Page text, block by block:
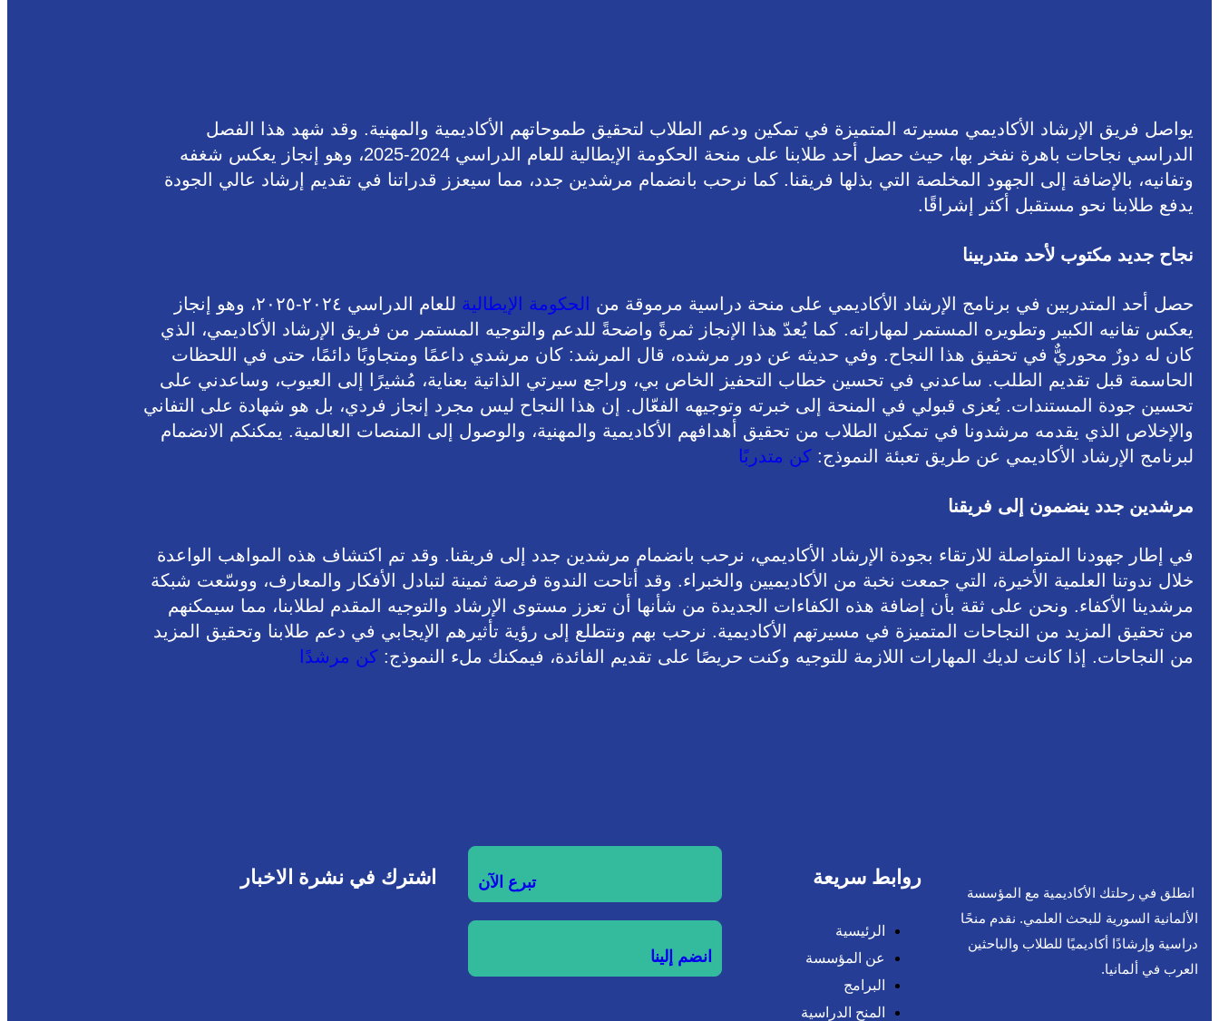
يواصل فريق الإرشاد الأكاديمي مسيرته المتميزة في تمكين ودعم الطلاب لتحقيق طموحاتهم الأكاديمية والمهنية. وقد شهد هذا الفصل
الدراسي نجاحات باهرة نفخر بها، حيث حصل أحد طلابنا على منحة الحكومة الإيطالية للعام الدراسي 2024-2025، وهو إنجاز يعكس شغفه
وتفانيه، بالإضافة إلى الجهود المخلصة التي بذلها فريقنا. كما نرحب بانضمام مرشدين جدد، مما سيعزز قدراتنا في تقديم إرشاد عالي الجودة
يدفع طلابنا نحو مستقبل أكثر إشراقًا.
نجاح جديد مكتوب لأحد متدربينا
حصل أحد المتدربين في برنامج الإرشاد الأكاديمي على منحة دراسية مرموقة من الحكومة الإيطالية
للعام الدراسي ٢٠٢٤-٢٠٢٥، وهو إنجاز
يعكس تفانيه الكبير وتطويره المستمر لمهاراته. كما يُعدّ هذا الإنجاز ثمرةً واضحةً للدعم والتوجيه المستمر من فريق الإرشاد الأكاديمي، الذي
كان له دورٌ محوريٌّ في تحقيق هذا النجاح. وفي حديثه عن دور مرشده، قال المرشد: كان مرشدي داعمًا ومتجاوبًا دائمًا، حتى في اللحظات
الحاسمة قبل تقديم الطلب. ساعدني في تحسين خطاب التحفيز الخاص بي، وراجع سيرتي الذاتية بعناية، مُشيرًا إلى العيوب، وساعدني على
تحسين جودة المستندات. يُعزى قبولي في المنحة إلى خبرته وتوجيهه الفعّال. إن هذا النجاح ليس مجرد إنجاز فردي، بل هو شهادة على التفاني
والإخلاص الذي يقدمه مرشدونا في تمكين الطلاب من تحقيق أهدافهم الأكاديمية والمهنية، والوصول إلى المنصات العالمية. يمكنكم الانضمام
لبرنامج الإرشاد الأكاديمي عن طريق تعبئة النموذج: كن متدربًا
مرشدين جدد ينضمون إلى فريقنا
في إطار جهودنا المتواصلة للارتقاء بجودة الإرشاد الأكاديمي، نرحب بانضمام مرشدين جدد إلى فريقنا. وقد تم اكتشاف هذه المواهب الواعدة
خلال ندوتنا العلمية الأخيرة، التي جمعت نخبة من الأكاديميين والخبراء. وقد أتاحت الندوة فرصة ثمينة لتبادل الأفكار والمعارف، ووسّعت شبكة
مرشدينا الأكفاء. ونحن على ثقة بأن إضافة هذه الكفاءات الجديدة من شأنها أن تعزز مستوى الإرشاد والتوجيه المقدم لطلابنا، مما سيمكنهم
من تحقيق المزيد من النجاحات المتميزة في مسيرتهم الأكاديمية. نرحب بهم ونتطلع إلى رؤية تأثيرهم الإيجابي في دعم طلابنا وتحقيق المزيد
من النجاحات. إذا كانت لديك المهارات اللازمة للتوجيه وكنت حريصًا على تقديم الفائدة، فيمكنك ملء النموذج: كن مرشدًا
انطلق في رحلتك الأكاديمية مع المؤسسة
الألمانية السورية للبحث العلمي. نقدم منحًا
دراسية وإرشادًا أكاديميًا للطلاب والباحثين
العرب في ألمانيا.
روابط سريعة
الرئيسية
عن المؤسسة
البرامج
المنح الدراسية
تبرع الآن
انضم إلينا
اشترك في نشرة الاخبار